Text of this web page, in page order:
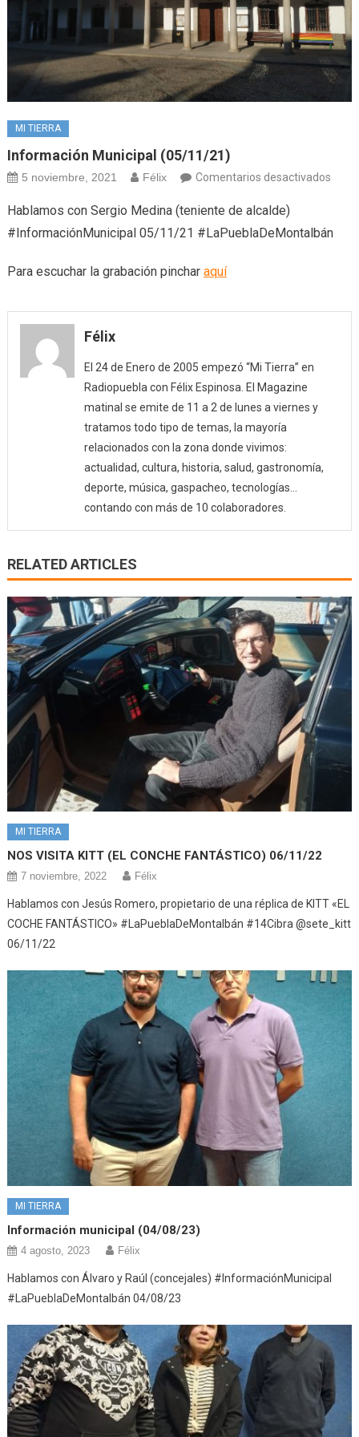
MI TIERRA
Información Municipal (05/11/21)
5 noviembre, 2021 Félix Comentarios desactivadosen
(05/
Hablamos con Sergio Medina (teniente de alcalde)
#InformaciónMunicipal 05/11/21 #LaPueblaDeMontalbán
Para escuchar la grabación pinchar aquí
Félix
El 24 de Enero de 2005 empezó “Mi Tierra” en
Radiopuebla con Félix Espinosa. El Magazine
matinal se emite de 11 a 2 de lunes a viernes y
tratamos todo tipo de temas, la mayoría
relacionados con la zona donde vivimos:
actualidad, cultura, historia, salud, gastronomía,
deporte, música, gaspacheo, tecnologías…
contando con más de 10 colaboradores.
RELATED ARTICLES
MI TIERRA
NOS VISITA KITT (EL CONCHE FANTÁSTICO) 06/11/22
7 noviembre, 2022 Félix
Hablamos con Jesús Romero, propietario de una réplica de KITT «EL
COCHE FANTÁSTICO» #LaPueblaDeMontalbán #14Cibra @sete_kitt
06/11/22
MI TIERRA
Información municipal (04/08/23)
4 agosto, 2023 Félix
Hablamos con Álvaro y Raúl (concejales) #InformaciónMunicipal
#LaPueblaDeMontalbán 04/08/23